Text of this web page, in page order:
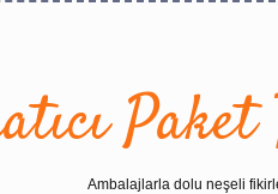
Paket
Ambalajlarla dolu neşeli